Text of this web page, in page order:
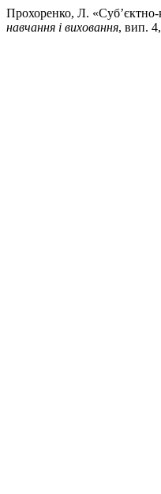
Прохоренко, Л. «Суб’єктно-
навчання і виховання, вип.